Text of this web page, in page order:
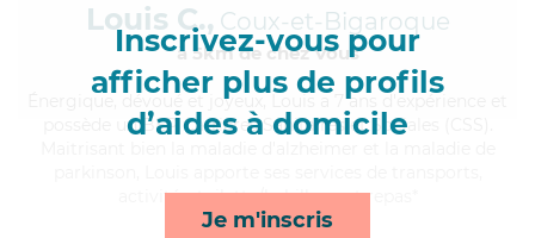
Inscrivez-vous pour
afficher plus de profils
d’aides à domicile
Je m'inscris
Louis C., Coux-et-Bigaroque
à 5km de chez Vous
, dévoué et joyeux, Louis a 7 ans d'expérience et
possède un BEP Carrières Sanitaires et Sociales (CSS).
activités, toilette/habillage et repas*